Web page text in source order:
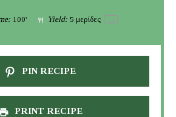
100' Yield: 5 μερίδες 1 x
PIN RECIPE
PRINT RECIPE